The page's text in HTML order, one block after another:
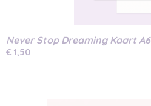
Never Stop Dreaming Kaart A6
€ 1,50